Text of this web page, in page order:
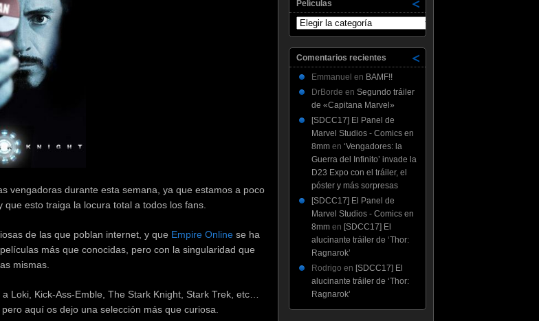
vengadoras durante esta semana, ya que estamos a poco
esto traiga la locura total a todos los fans.
de las que poblan internet, y que Empire Onlinese ha
más que conocidas, pero con la singularidad que
mismas.
Loki, Kick-Ass-Emble, The Stark Knight, Stark Trek, etc…
aquí os dejo una selección más que curiosa.
Películas
Películas
Comentarios recientes
Emmanuel en BAMF!!
DrBorde en Segundo tráiler
de «Capitana Marvel»
[SDCC17] El Panel de
Marvel Studios - Comics en
8mmen ‘Vengadores: la
Guerra del Infinito’ invade la
D23 Expo con el tráiler, el
póster y más sorpresas
[SDCC17] El Panel de
Marvel Studios - Comics en
8mmen [SDCC17] El
alucinante tráiler de ‘Thor:
Ragnarok’
Rodrigo en [SDCC17] El
alucinante tráiler de ‘Thor:
Ragnarok’